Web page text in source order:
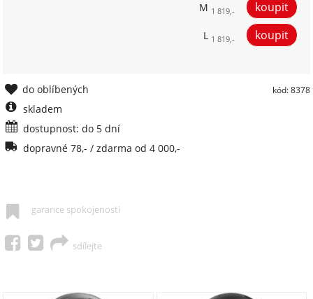
M 1 819,-
L 1 819,-
kód: 8378
do oblíbených
skladem
dostupnost: do 5 dní
dopravné 78,- / zdarma od 4 000,-
garance spokojenosti
sdílejte